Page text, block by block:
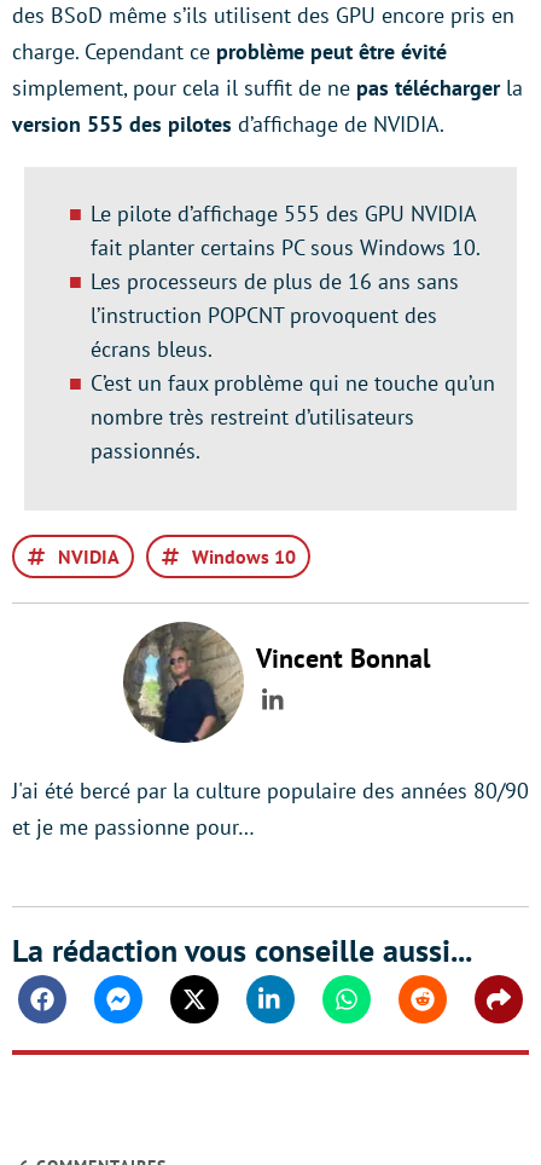
des BSoD même s’ils utilisent des GPU encore pris en
charge. Cependant ce problème peut être évité
simplement, pour cela il suffit de ne pas téléchargerla
version 555 des pilotes d’affichage de NVIDIA.
Le pilote d’affichage 555 des GPU NVIDIA
fait planter certains PC sous Windows 10.
Les processeurs de plus de 16 ans sans
l’instruction POPCNT provoquent des
écrans bleus.
C’est un faux problème qui ne touche qu’un
nombre très restreint d’utilisateurs
passionnés.
NVIDIA Windows 10
Vincent Bonnal
LinkedIn
J'ai été bercé par la culture populaire des années 80/90
et je me passionne pour…
La rédaction vous conseille aussi...
FacebookMessengerTwitter Linkedin WhatsappReddit